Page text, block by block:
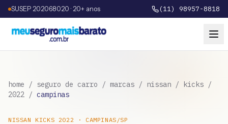
SUSEP 202068020 · 20+ anos (11) 98957-8818
home / seguro de carro / marcas / nissan / kicks /
2022 / campinas
NISSAN KICKS 2022 · CAMPINAS /SP